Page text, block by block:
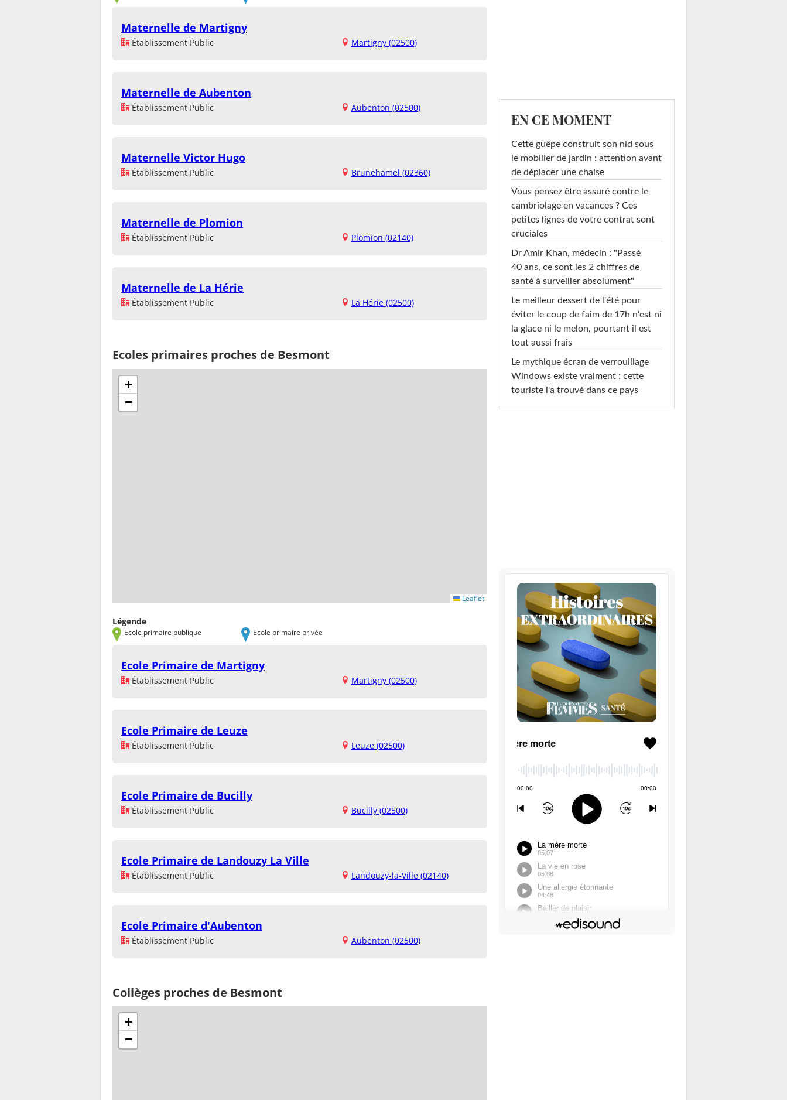
Maternelle de Martigny
Établissement Public Martigny (02500)
Maternelle de Aubenton
Établissement Public Aubenton (02500)
Maternelle Victor Hugo
Établissement Public Brunehamel (02360)
Maternelle de Plomion
Établissement Public Plomion (02140)
Maternelle de La Hérie
Établissement Public La Hérie (02500)
Ecoles primaires proches de Besmont
+
−
Leaflet
Légende
Ecole primaire publique Ecole primaire privée
Ecole Primaire de Martigny
Établissement Public Martigny (02500)
Ecole Primaire de Leuze
Établissement Public Leuze (02500)
Ecole Primaire de Bucilly
Établissement Public Bucilly (02500)
Ecole Primaire de Landouzy La Ville
Établissement Public Landouzy-la-Ville (02140)
Ecole Primaire d'Aubenton
Établissement Public Aubenton (02500)
Collèges proches de Besmont
+
−
EN CE MOMENT
Cette guêpe construit son nid sous
le mobilier de jardin : attention avant
de déplacer une chaise
Vous pensez être assuré contre le
cambriolage en vacances ? Ces
petites lignes de votre contrat sont
cruciales
Dr Amir Khan, médecin : "Passé
40 ans, ce sont les 2 chiffres de
santé à surveiller absolument"
Le meilleur dessert de l'été pour
éviter le coup de faim de 17h n'est ni
la glace ni le melon, pourtant il est
tout aussi frais
Le mythique écran de verrouillage
Windows existe vraiment : cette
touriste l'a trouvé dans ce pays